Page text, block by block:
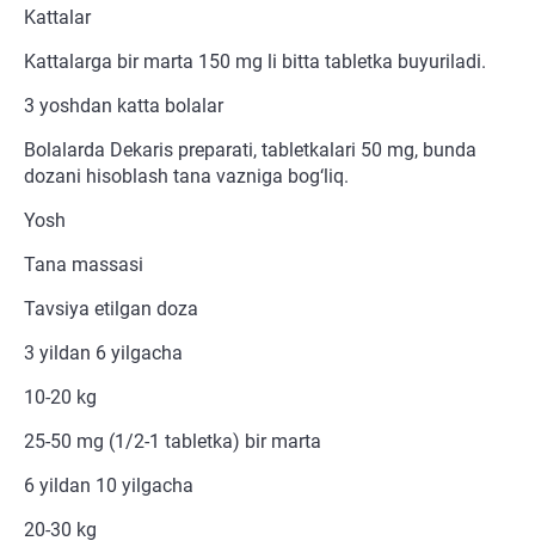
Kattalar
Kattalarga bir marta 150 mg li bitta tabletka buyuriladi.
3 yoshdan katta bolalar
Bolalarda Dekaris preparati, tabletkalari 50 mg, bunda
dozani hisoblash tana vazniga bog‘liq.
Yosh
Tana massasi
Tavsiya etilgan doza
3 yildan 6 yilgacha
10-20 kg
25-50 mg (1/2-1 tabletka) bir marta
6 yildan 10 yilgacha
20-30 kg